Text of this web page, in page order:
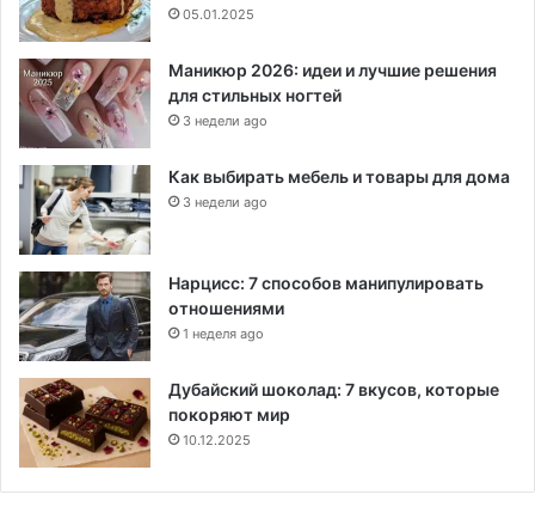
05.01.2025
Маникюр 2026: идеи и лучшие решения
для стильных ногтей
3 недели ago
Как выбирать мебель и товары для дома
3 недели ago
Нарцисс: 7 способов манипулировать
отношениями
1 неделя ago
Дубайский шоколад: 7 вкусов, которые
покоряют мир
10.12.2025